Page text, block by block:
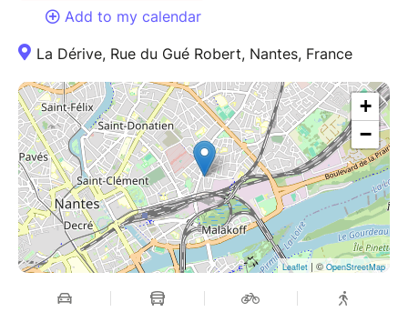
Add to my calendar
La Dérive, Rue du Gué Robert, Nantes, France
+
−
Leaflet | ©OpenStreetMap